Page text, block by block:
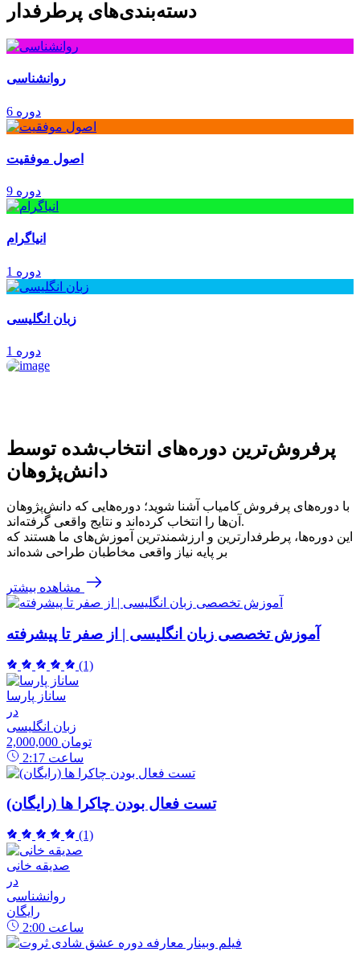
دسته‌بندی‌های پرطرفدار
روانشناسی
6 دوره
اصول موفقیت
9 دوره
انیاگرام
1 دوره
زبان انگلیسی
1 دوره
پرفروش‌ترین‌ دوره‌های انتخاب‌شده توسط
دانش‌پژوهان
با دوره‌های پرفروش کامیاب آشنا شوید؛ دوره‌هایی که دانش‌پژوهان
آن‌ها را انتخاب کرده‌اند و نتایج واقعی گرفته‌اند.
این دوره‌ها، پرطرفدارترین و ارزشمندترین آموزش‌های ما هستند که
بر پایه نیاز واقعی مخاطبان طراحی شده‌اند
مشاهده بیشتر
آموزش تخصصی زبان انگلیسی | از صفر تا پیشرفته
(1)
ساناز پارسا
در
زبان انگلیسی
2,000,000 تومان
2:17 ساعت
تست فعال بودن چاکرا ها (رایگان)
(1)
صدیقه خانی
در
روانشناسی
رایگان
2:00 ساعت